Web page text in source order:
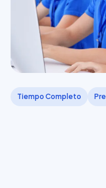
Tiempo Completo